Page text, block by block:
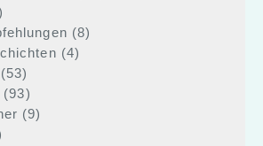
(8)
(4)
(53)
(93)
(9)